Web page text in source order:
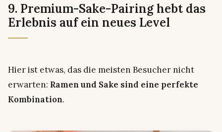
9. Premium-Sake-Pairing hebt das
Erlebnis auf ein neues Level
Hier ist etwas, das die meisten Besucher nicht
erwarten: Ramen und Sake sind eine perfekte
Kombination.